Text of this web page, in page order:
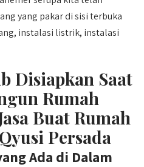
yang pakar di sisi terbuka
instalasi listrik, instalasi
Disiapkan Saat
Rumah
Buat Rumah
Persada
Ada di Dalam